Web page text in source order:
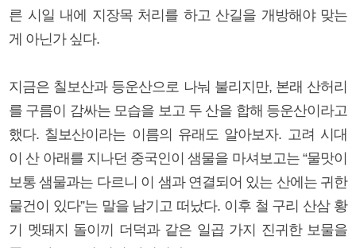
른 시일 내에 지장목 처리를 하고 산길을 개방해야 맞는
게 아닌가 싶다.
지금은 칠보산과 등운산으로 나눠 불리지만, 본래 산허리
를 구름이 감싸는 모습을 보고 두 산을 합해 등운산이라고
했다. 칠보산이라는 이름의 유래도 알아보자. 고려 시대
이 산 아래를 지나던 중국인이 샘물을 마셔보고는 “물맛이
보통 샘물과는 다르니 이 샘과 연결되어 있는 산에는 귀한
물건이 있다”는 말을 남기고 떠났다. 이후 철 구리 산삼 황
기 멧돼지 돌이끼 더덕과 같은 일곱 가지 진귀한 보물을